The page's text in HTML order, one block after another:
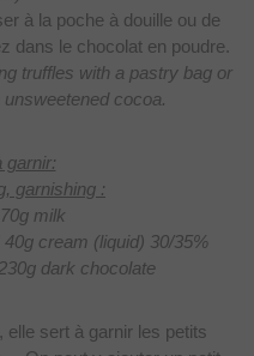
à la poche à douille ou de
dans le chocolat en poudre.
truffles with a pastry bag or
cocoa.
garnir:
garnishing :
milk
40g cream (liquid) 30/35%
230g dark chocolate
elle sert à garnir les petits